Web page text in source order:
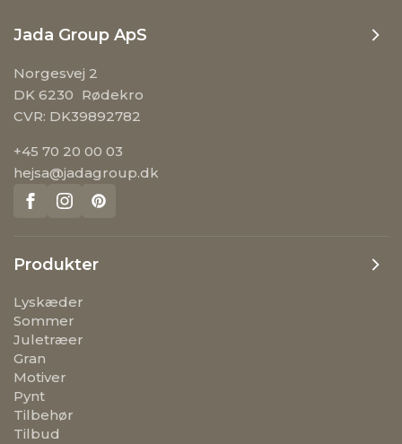
Jada Group ApS
Norgesvej 2
DK 6230 Rødekro
CVR: DK39892782
+45 70 20 00 03
hejsa@jadagroup.dk
Produkter
Lyskæder
Sommer
Juletræer
Gran
Motiver
Pynt
Tilbehør
Tilbud